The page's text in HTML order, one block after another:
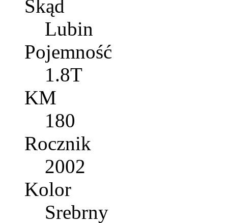
Skąd
Lubin
Pojemność
1.8T
KM
180
Rocznik
2002
Kolor
Srebrny